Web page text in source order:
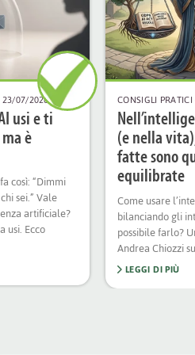
07/2026
usi e ti
è
così: “Dimmi
sei.” Vale
artificiale?
usi. Ecco
CONSIGLI PRATICI
(e nella
fatte sono
equilibrate
Come usare
bilanciando gli
possibile farlo?
Andrea Chiozzi
LEGGI DI PIÙ